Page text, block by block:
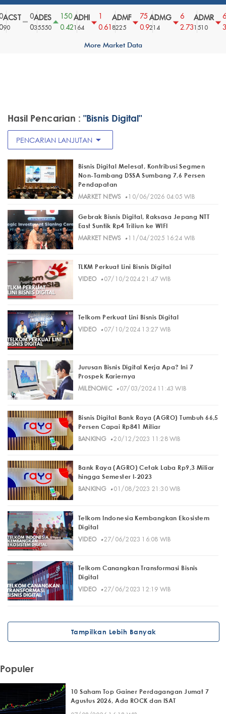
ADES
35550
150
0.42
ADHI
164
0.61
ADMF
8225
75
0.9
ADMG
214
2.73
ADMR
1510
60
More Market Data
Hasil Pencarian : "Bisnis Digital"
PENCARIAN LANJUTAN arrow_drop_down
Bisnis Digital Melesat, Kontribusi Segmen
Non-Tambang DSSA Sumbang 7,6 Persen
Pendapatan
MARKET NEWS· 10/06/2026 04:05 WIB
Gebrak Bisnis Digital, Raksasa Jepang NTT
East Suntik Rp4 Triliun ke WIFI
MARKET NEWS· 11/04/2025 16:24 WIB
TLKM Perkuat Lini Bisnis Digital
VIDEO· 07/10/2024 21:47 WIB
Telkom Perkuat Lini Bisnis Digital
VIDEO· 07/10/2024 13:27 WIB
Jurusan Bisnis Digital Kerja Apa? Ini 7
Prospek Kariernya
MILENOMIC· 07/03/2024 11:43 WIB
Bisnis Digital Bank Raya (AGRO) Tumbuh 66,5
Persen Capai Rp841 Miliar
BANKING· 20/12/2023 11:28 WIB
Bank Raya (AGRO) Cetak Laba Rp9,3 Miliar
hingga Semester I-2023
BANKING· 01/08/2023 21:30 WIB
Telkom Indonesia Kembangkan Ekosistem
Digital
VIDEO· 27/06/2023 16:08 WIB
Telkom Canangkan Transformasi Bisnis
Digital
VIDEO· 27/06/2023 12:19 WIB
Tampilkan Lebih Banyak
Populer
10 Saham Top Gainer Perdagangan Jumat 7
Agustus 2026, Ada ROCK dan ISAT